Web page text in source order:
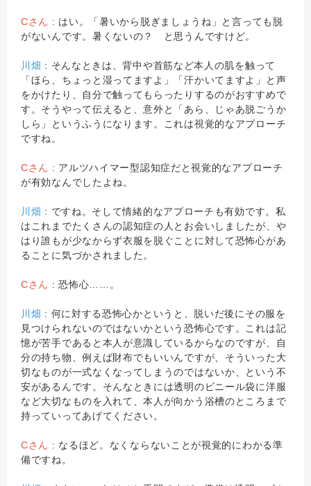
Cさん : はい。「暑いから脱ぎましょうね」と言っても脱
がないんです。暑くないの？ と思うんですけど。
川畑 : そんなときは、背中や首筋など本人の肌を触って
「ほら、ちょっと湿ってますよ」「汗かいてますよ」と声
をかけたり、自分で触ってもらったりするのがおすすめで
す。そうやって伝えると、意外と「あら、じゃあ脱ごうか
しら」というふうになります。これは視覚的なアプローチ
ですね。
Cさん : アルツハイマー型認知症だと視覚的なアプローチ
が有効なんでしたよね。
川畑 : ですね。そして情緒的なアプローチも有効です。私
はこれまでたくさんの認知症の人とお会いしましたが、や
はり誰もが少なからず衣服を脱ぐことに対して恐怖心があ
ることに気づかされました。
Cさん : 恐怖心……。
川畑 : 何に対する恐怖心かというと、脱いだ後にその服を
見つけられないのではないかという恐怖心です。これは記
憶が苦手であると本人が意識しているからなのですが、自
分の持ち物、例えば財布でもいいんですが、そういった大
切なものが一式なくなってしまうのではないか、という不
安があるんです。そんなときには透明のビニール袋に洋服
など大切なものを入れて、本人が向かう浴槽のところまで
持っていってあげてください。
Cさん : なるほど。なくならないことが視覚的にわかる準
備ですね。